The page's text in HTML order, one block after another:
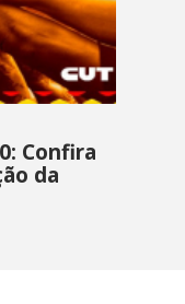
Confira
da